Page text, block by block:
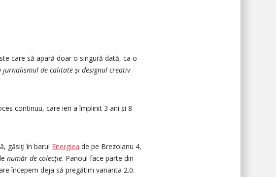
care să apară doar o singură dată, ca o
jurnalismul de calitate şi designul creativ
continuu, care ieri a împlinit 3 ani și 8
găsiţi în barul Energiea de pe Brezoianu 4,
număr de colecţie. Panoul face parte din
începem deja să pregătim varianta 2.0.